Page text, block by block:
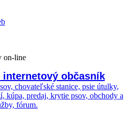
on-line
internetový občasník
chovateľské stanice, psie útulky,
kúpa, predaj, krytie psov, obchody a
fórum.